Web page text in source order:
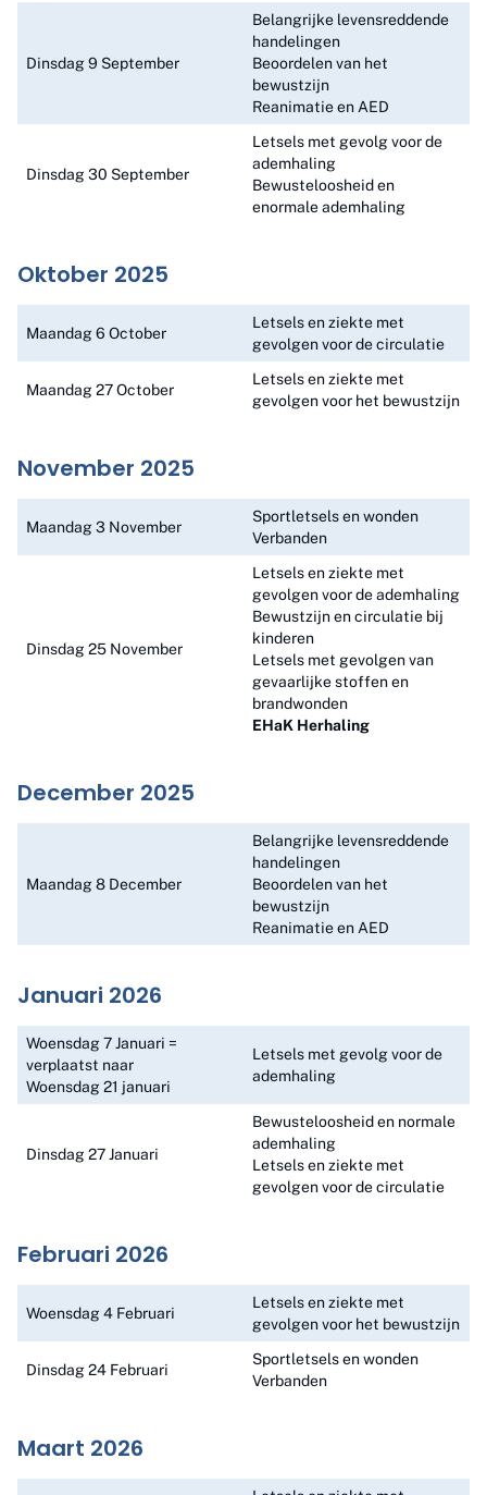
Dinsdag 9 September
Belangrijke levensreddende
handelingen
Beoordelen van het
bewustzijn
Reanimatie en AED
Dinsdag 30 September
Letsels met gevolg voor de
ademhaling
Bewusteloosheid en
enormale ademhaling
Oktober 2025
Maandag 6 October
Letsels en ziekte met
gevolgen voor de circulatie
Maandag 27 October
Letsels en ziekte met
gevolgen voor het bewustzijn
November 2025
Maandag 3 November
Sportletsels en wonden
Verbanden
Dinsdag 25 November
Letsels en ziekte met
gevolgen voor de ademhaling
Bewustzijn en circulatie bij
kinderen
Letsels met gevolgen van
gevaarlijke stoffen en
brandwonden
EHaK Herhaling
December 2025
Maandag 8 December
Belangrijke levensreddende
handelingen
Beoordelen van het
bewustzijn
Reanimatie en AED
Januari 2026
Woensdag 7 Januari =
verplaatst naar
Woensdag 21 januari
Letsels met gevolg voor de
ademhaling
Dinsdag 27 Januari
Bewusteloosheid en normale
ademhaling
Letsels en ziekte met
gevolgen voor de circulatie
Februari 2026
Woensdag 4 Februari
Letsels en ziekte met
gevolgen voor het bewustzijn
Dinsdag 24 Februari
Sportletsels en wonden
Verbanden
Maart 2026